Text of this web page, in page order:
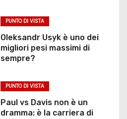
PUNTO DI VISTA
Oleksandr Usyk è uno dei
migliori pesi massimi di
sempre?
PUNTO DI VISTA
Paul vs Davis non è un
dramma: è la carriera di